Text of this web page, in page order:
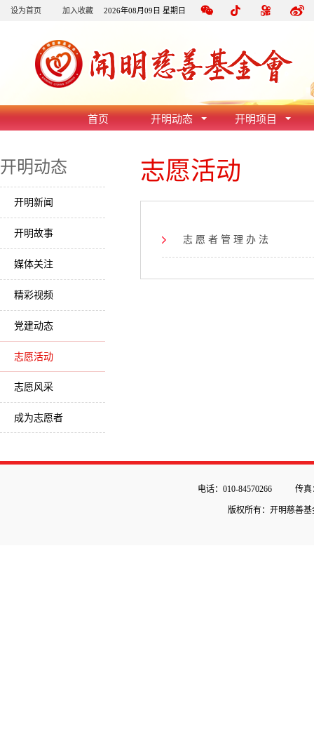
设为首页 加入收藏 2026年08月09日 星期日
首页 开明动态 开明项目
开明动态
开明新闻
开明故事
媒体关注
精彩视频
党建动态
志愿活动
志愿风采
成为志愿者
志愿活动
志 愿 者 管 理 办 法
电话：010-84570266 传真
版权所有：开明慈善基